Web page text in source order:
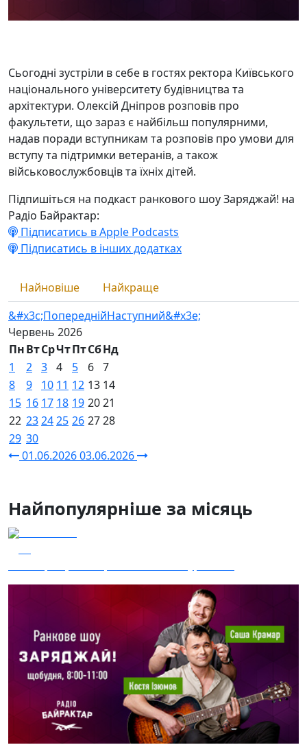
Сьогодні зустріли в себе в гостях ректора Київського
національного університету будівництва та
архітектури. Олексій Дніпров розповів про
факультети, що зараз є найбільш популярними,
надав поради вступникам та розповів про умови для
вступу та підтримки ветеранів, а також
військовослужбовців та їхніх дітей.
Підпишіться на подкаст ранкового шоу Заряджай! на
Радіо Байрактар:
Підписатись в Apple Podcasts
Підписатись в інших додатках
Найновіше
Найкраще
&#x3c;ПопереднійНаступний&#x3e;
Червень 2026
ПнВтСрЧтПтСбНд
1
2 3 4 5 6 7
8
9 10 11 12 13 14
15 16 17 18 19 2021
22 232425 26 2728
29 30
01.06.202603.06.2026
Найпопулярніше за місяць